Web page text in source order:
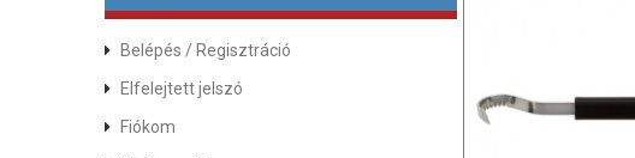
Belépés / Regisztráció
Elfelejtett jelszó
Fiókom